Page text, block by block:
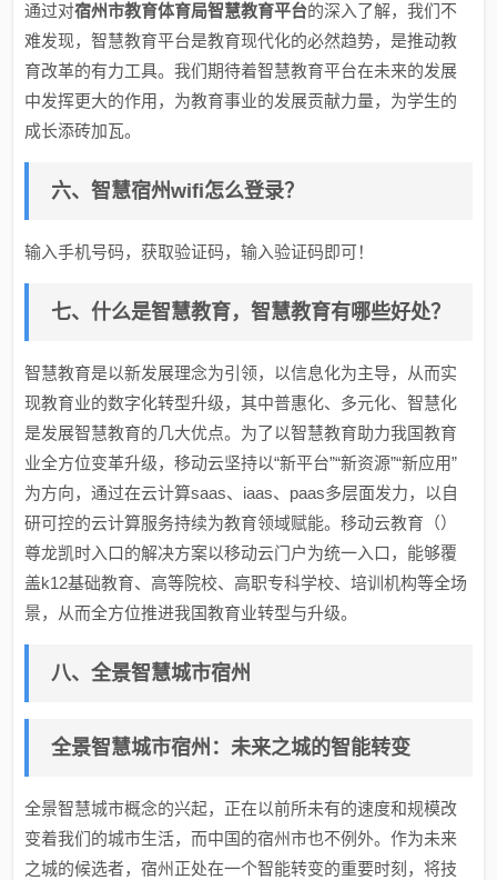
通过对宿州市教育体育局智慧教育平台的深入了解，我们不
难发现，智慧教育平台是教育现代化的必然趋势，是推动教
育改革的有力工具。我们期待着智慧教育平台在未来的发展
中发挥更大的作用，为教育事业的发展贡献力量，为学生的
成长添砖加瓦。
六、智慧宿州wifi怎么登录？
输入手机号码，获取验证码，输入验证码即可！
七、什么是智慧教育，智慧教育有哪些好处？
智慧教育是以新发展理念为引领，以信息化为主导，从而实
现教育业的数字化转型升级，其中普惠化、多元化、智慧化
是发展智慧教育的几大优点。为了以智慧教育助力我国教育
业全方位变革升级，移动云坚持以“新平台”“新资源”“新应用”
为方向，通过在云计算saas、iaas、paas多层面发力，以自
研可控的云计算服务持续为教育领域赋能。移动云教育（）
尊龙凯时入口的解决方案以移动云门户为统一入口，能够覆
盖k12基础教育、高等院校、高职专科学校、培训机构等全场
景，从而全方位推进我国教育业转型与升级。
八、全景智慧城市宿州
全景智慧城市宿州：未来之城的智能转变
全景智慧城市概念的兴起，正在以前所未有的速度和规模改
变着我们的城市生活，而中国的宿州市也不例外。作为未来
之城的候选者，宿州正处在一个智能转变的重要时刻，将技